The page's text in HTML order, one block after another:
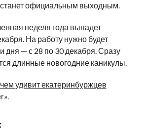
станет официальным выходным.
неделя года выпадет
На работу нужно будет
дня — с 28 по 30 декабря. Сразу
длинные новогодние каникулы.
чем удивит екатеринбуржцев